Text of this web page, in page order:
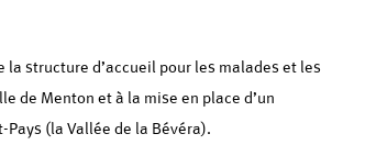
structure d’accueil pour les malades et les
de Menton et à la mise en place d’un
(la Vallée de la Bévéra).